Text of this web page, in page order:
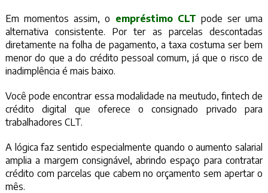
Em momentos assim, o empréstimo CLT pode ser uma
alternativa consistente. Por ter as parcelas descontadas
diretamente na folha de pagamento, a taxa costuma ser bem
menor do que a do crédito pessoal comum, já que o risco de
inadimplência é mais baixo.
Você pode encontrar essa modalidade na meutudo, fintech de
crédito digital que oferece o consignado privado para
trabalhadores CLT.
A lógica faz sentido especialmente quando o aumento salarial
amplia a margem consignável, abrindo espaço para contratar
crédito com parcelas que cabem no orçamento sem apertar o
mês.